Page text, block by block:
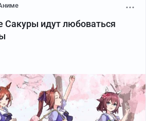
Сакуры идут любоваться